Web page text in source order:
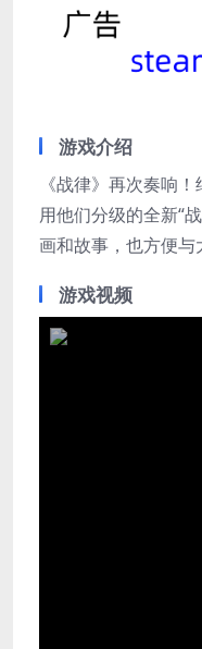
游戏介绍
《战律》再次奏响
用他们分级的全新“
画和故事，也方便与
游戏视频